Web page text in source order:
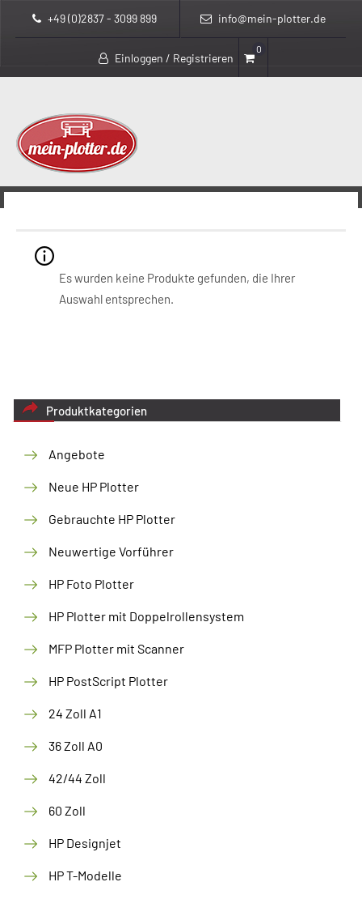
+49 (0)2837 - 3099 899 info@mein-plotter.de
Einloggen / Registrieren
0
> >
Es wurden keine Produkte gefunden, die Ihrer
Auswahl entsprechen.
Produktkategorien
Angebote
Neue HP Plotter
Gebrauchte HP Plotter
Neuwertige Vorführer
HP Foto Plotter
HP Plotter mit Doppelrollensystem
MFP Plotter mit Scanner
HP PostScript Plotter
24 Zoll A1
36 Zoll A0
42/44 Zoll
60 Zoll
HP Designjet
HP T-Modelle